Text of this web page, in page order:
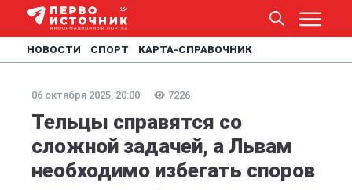
НОВОСТИ СПОРТ КАРТА-СПРАВОЧНИК
06 октября 2025, 20:00 7226
Тельцы справятся со
сложной задачей, а Львам
необходимо избегать споров